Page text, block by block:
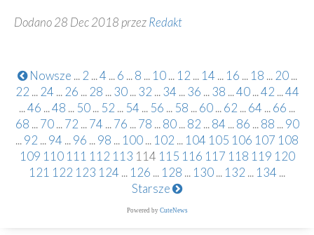
Dodano 28 Dec 2018 przezRedakt
Nowsze ... 2 ...4 ... 6 ... 8 ... 10 ... 12 ... 14 ... 16 ... 18 ... 20 ...
22 ... 24 ... 26 ... 28 ... 30 ... 32 ... 34 ... 36 ... 38 ...40 ...42 ...44
...46 ...48 ... 50... 52 ... 54 ... 56 ... 58 ...60...62 ...64 ...66 ...
68 ... 70 ... 72 ... 74 ... 76 ... 78 ... 80 ... 82 ... 84 ... 86 ... 88 ... 90
...92 ...94 ...96 ...98 ... 100... 102 ... 104 105 106 107 108
109 110 111 112 113 114 115 116 117 118 119 120
121 122 123 124 ... 126 ... 128 ... 130... 132 ... 134 ...
Starsze
Powered by CuteNews